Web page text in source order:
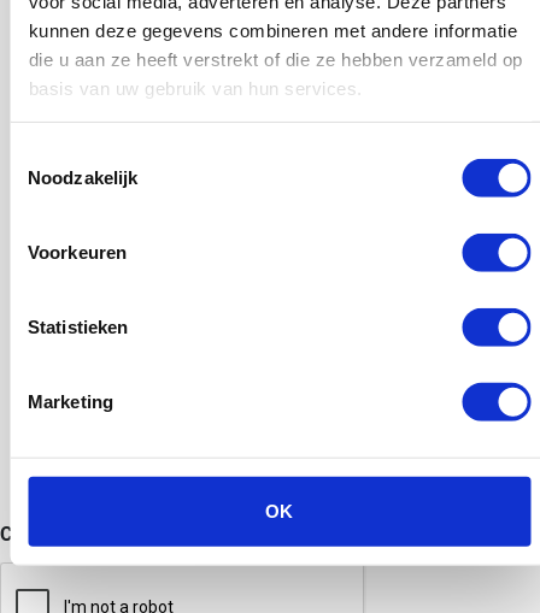
kunnen deze gegevens combineren met andere informatie
die u aan ze heeft verstrekt of die ze hebben verzameld op
basis van uw gebruik van hun services.
Noodzakelijk
Voorkeuren
Statistieken
Marketing
OK
Telefoon
Bericht
CAPTCHA